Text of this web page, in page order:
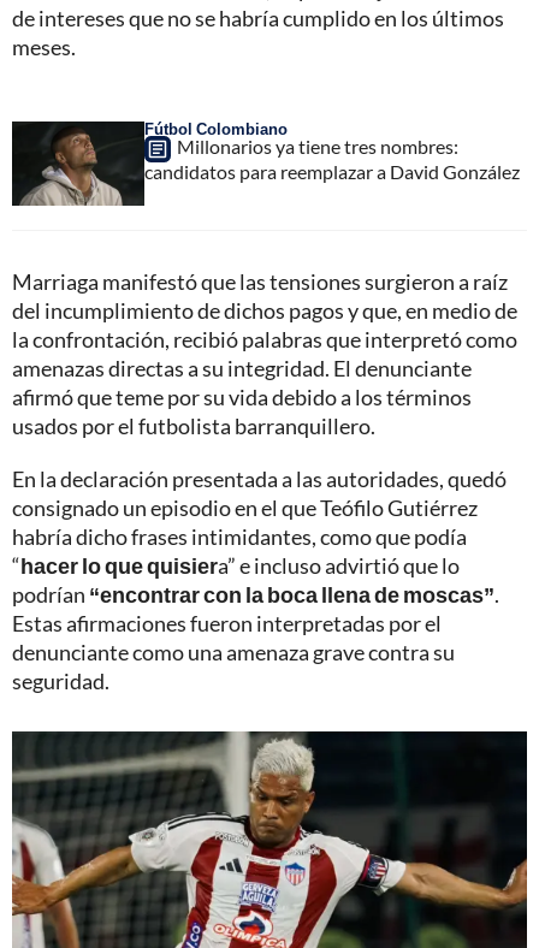
de intereses que no se habría cumplido en los últimos
meses.
Fútbol Colombiano
Millonarios ya tiene tres nombres:
candidatos para reemplazar a David González
Marriaga manifestó que las tensiones surgieron a raíz
del incumplimiento de dichos pagos y que, en medio de
la confrontación, recibió palabras que interpretó como
amenazas directas a su integridad. El denunciante
afirmó que teme por su vida debido a los términos
usados por el futbolista barranquillero.
En la declaración presentada a las autoridades, quedó
consignado un episodio en el que Teófilo Gutiérrez
habría dicho frases intimidantes, como que podía
“hacer lo que quisiera” e incluso advirtió que lo
podrían “encontrar con la boca llena de moscas”.
Estas afirmaciones fueron interpretadas por el
denunciante como una amenaza grave contra su
seguridad.